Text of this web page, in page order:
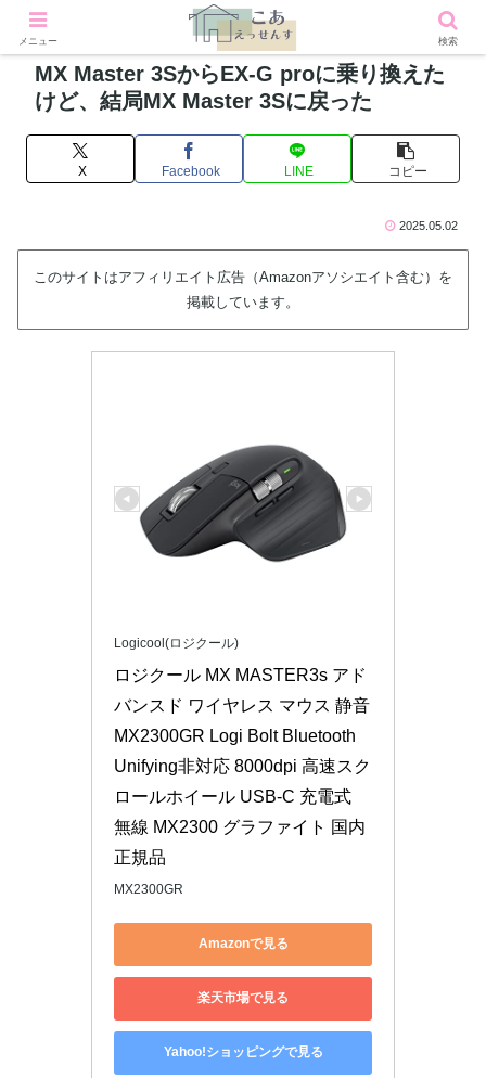
MX Master 3SからEX-G proに乗り換えた
けど、結局MX Master 3Sに戻った
X Facebook LINE コピー
2025.05.02
このサイトはアフィリエイト広告（Amazonアソシエイト含む）を
掲載しています。
Logicool(ロジクール)
ロジクール MX MASTER3s アド
バンスド ワイヤレス マウス 静音
MX2300GR Logi Bolt Bluetooth
Unifying非対応 8000dpi 高速スク
ロールホイール USB-C 充電式
無線 MX2300 グラファイト 国内
正規品
MX2300GR
Amazonで見る
楽天市場で見る
Yahoo!ショッピングで見る
メニュー 検索